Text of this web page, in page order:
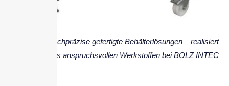
Hochpräzise gefertigte Behälterlösungen – realisiert
aus anspruchsvollen Werkstoffen bei BOLZ INTEC